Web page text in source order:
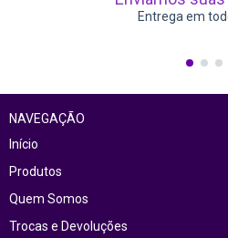
Entrega em
NAVEGAÇÃO
Início
Produtos
Quem Somos
Trocas e Devoluções